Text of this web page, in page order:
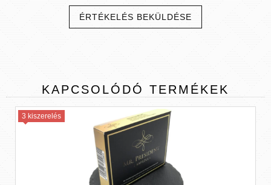
ÉRTÉKELÉS BEKÜLDÉSE
KAPCSOLÓDÓ TERMÉKEK
3 kiszerelés